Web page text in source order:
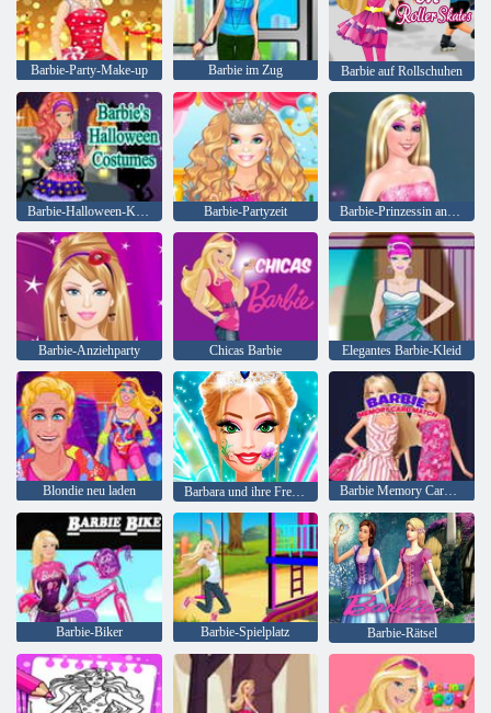
Barbie-Party-Make-up Barbie im Zug Barbie auf Rollschuhen
Barbie-Halloween-Kostüme Barbie-Partyzeit Barbie-Prinzessin anziehen
Barbie-Anziehparty Chicas Barbie Elegantes Barbie-Kleid
Blondie neu laden Barbara und ihre Freunde Feenparty Barbie Memory Card Match
Barbie-Biker Barbie-Spielplatz Barbie-Rätsel